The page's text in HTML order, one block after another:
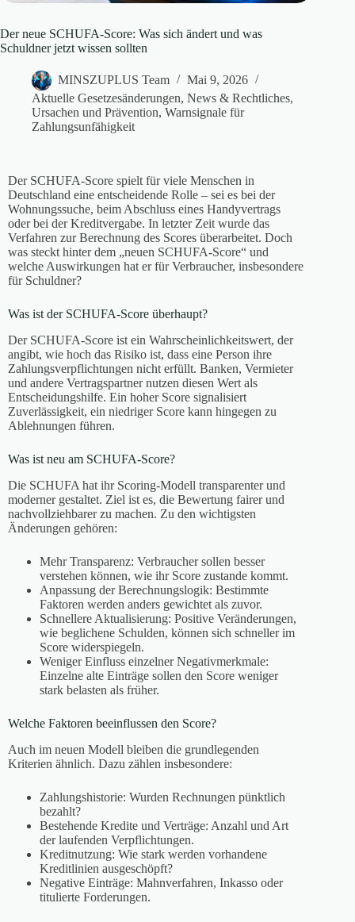
Der neue SCHUFA-Score: Was sich ändert und was
Schuldner jetzt wissen sollten
MINSZUPLUS Team
Mai 9, 2026
Aktuelle Gesetzesänderungen, News & Rechtliches,
Ursachen und Prävention, Warnsignale für
Zahlungsunfähigkeit
Der SCHUFA-Score spielt für viele Menschen in
Deutschland eine entscheidende Rolle – sei es bei der
Wohnungssuche, beim Abschluss eines Handyvertrags
oder bei der Kreditvergabe. In letzter Zeit wurde das
Verfahren zur Berechnung des Scores überarbeitet. Doch
was steckt hinter dem „neuen SCHUFA-Score“ und
welche Auswirkungen hat er für Verbraucher, insbesondere
für Schuldner?
Was ist der SCHUFA-Score überhaupt?
Der SCHUFA-Score ist ein Wahrscheinlichkeitswert, der
angibt, wie hoch das Risiko ist, dass eine Person ihre
Zahlungsverpflichtungen nicht erfüllt. Banken, Vermieter
und andere Vertragspartner nutzen diesen Wert als
Entscheidungshilfe. Ein hoher Score signalisiert
Zuverlässigkeit, ein niedriger Score kann hingegen zu
Ablehnungen führen.
Was ist neu am SCHUFA-Score?
Die SCHUFA hat ihr Scoring-Modell transparenter und
moderner gestaltet. Ziel ist es, die Bewertung fairer und
nachvollziehbarer zu machen. Zu den wichtigsten
Änderungen gehören:
Mehr Transparenz: Verbraucher sollen besser
verstehen können, wie ihr Score zustande kommt.
Anpassung der Berechnungslogik: Bestimmte
Faktoren werden anders gewichtet als zuvor.
Schnellere Aktualisierung: Positive Veränderungen,
wie beglichene Schulden, können sich schneller im
Score widerspiegeln.
Weniger Einfluss einzelner Negativmerkmale:
Einzelne alte Einträge sollen den Score weniger
stark belasten als früher.
Welche Faktoren beeinflussen den Score?
Auch im neuen Modell bleiben die grundlegenden
Kriterien ähnlich. Dazu zählen insbesondere:
Zahlungshistorie: Wurden Rechnungen pünktlich
bezahlt?
Bestehende Kredite und Verträge: Anzahl und Art
der laufenden Verpflichtungen.
Kreditnutzung: Wie stark werden vorhandene
Kreditlinien ausgeschöpft?
Negative Einträge: Mahnverfahren, Inkasso oder
titulierte Forderungen.